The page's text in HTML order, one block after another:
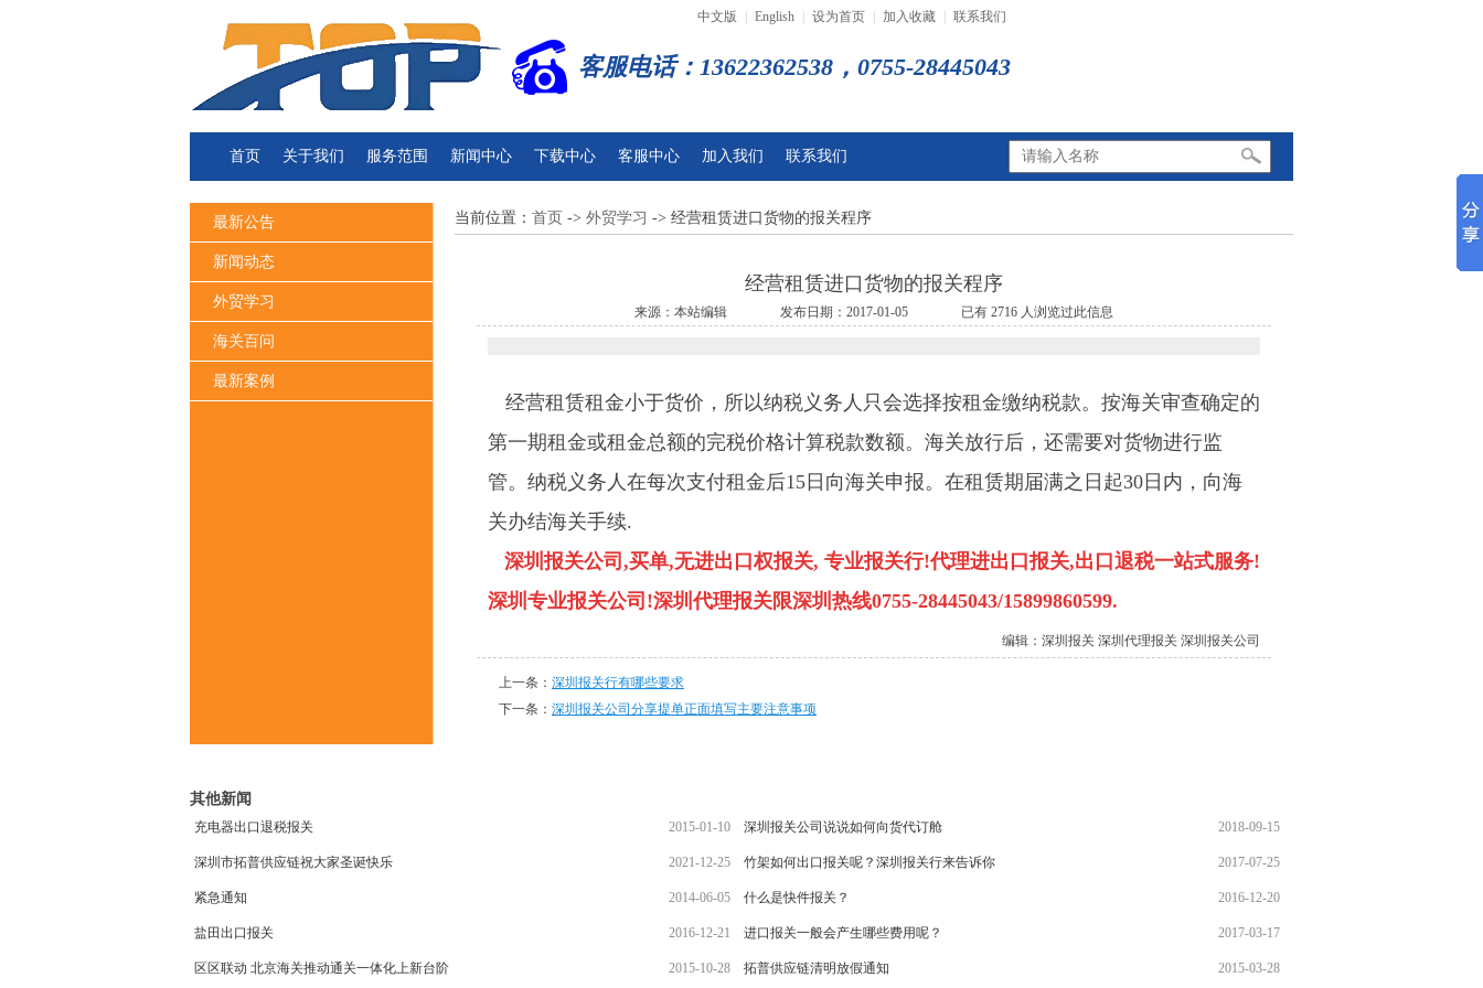
中文版 English 设为首页 加入收藏 联系我们
客服电话：13622362538，0755-28445043
首页 关于我们 服务范围 新闻中心 下载中心 客服中心 加入我们 联系我们
最新公告
新闻动态
外贸学习
海关百问
最新案例
当前位置： 首页 -> 外贸学习 -> 经营租赁进口货物的报关程序
经营租赁进口货物的报关程序
来源：本站编辑 发布日期：2017-01-05 已有 2716 人浏览过此信息
经营租赁租金小于货价，所以纳税义务人只会选择按租金缴纳税款。按海关审查确定的
第一期租金或租金总额的完税价格计算税款数额。海关放行后，还需要对货物进行监
管。纳税义务人在每次支付租金后15日向海关申报。在租赁期届满之日起30日内，向海
关办结海关手续.
深圳报关公司,买单,无进出口权报关, 专业报关行!代理进出口报关,出口退税一站式服务!
深圳专业报关公司!深圳代理报关限深圳热线0755-28445043/15899860599.
编辑：深圳报关 深圳代理报关 深圳报关公司
上一条： 深圳报关行有哪些要求
下一条： 深圳报关公司分享提单正面填写主要注意事项
其他新闻
2015-01-10
充电器出口退税报关 2018-09-15
深圳报关公司说说如何向货代订舱
2021-12-25
深圳市拓普供应链祝大家圣诞快乐 2017-07-25
竹架如何出口报关呢？深圳报关行来告诉你
2014-06-05
紧急通知 2016-12-20
什么是快件报关？
2016-12-21
盐田出口报关 2017-03-17
进口报关一般会产生哪些费用呢？
2015-10-28
区区联动 北京海关推动通关一体化上新台阶 2015-03-28
拓普供应链清明放假通知